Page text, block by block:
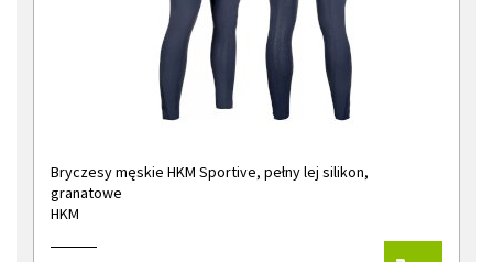
Bryczesy męskie HKM Sportive, pełny lej silikon,
granatowe
HKM